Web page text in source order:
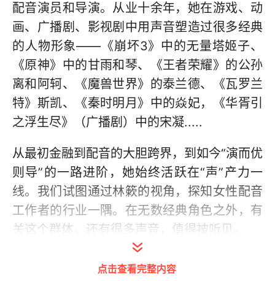
配音演员和导演。从业十余年，她在游戏、动
画、广播剧、影视剧中用声音塑造过很多经典
的人物形象——《崩坏3》中的无量塔姬子、
《原神》中的甘雨和琴、《王者荣耀》的公孙
离和阿轲、《魔兽世界》的泰兰德、《瓦罗兰
特》斯凯、《秦时明月》中的焱妃，《华胥引
之浮生尽》（广播剧）中的宋凝.....
从最初金融到配音的大胆跨界，到如今“演而优
则导”的一路进阶，她始终活跃在“声”产力一
线。我们试图通过林簌的视角，探知女性配音
工作者的行业一隅。在无数经典角色之外，有
关这个群体，还有很多声音，值得被听见。
点击查看完整内容